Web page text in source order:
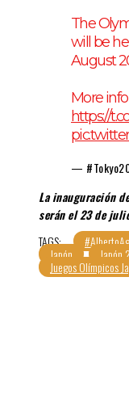
The
will be
August
More
https://
—
La inauguración
serán el 23 de
TAGS:
Japón Japón
Juegos Olímpicos